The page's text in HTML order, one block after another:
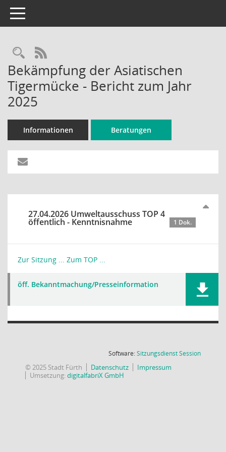
Toggle navigation
Rechercheauswahl
RSS-Feed
Bekämpfung der Asiatischen
Tigermücke - Bericht zum Jahr
2025
Informationen Beratungen
27.04.2026 Umweltausschuss TOP 4
öffentlich - Kenntnisnahme 1 Dok.
Zur Sitzung ... Zum TOP ...
öff. Bekanntmachung/Presseinformation
Software:SitzungsdienstSession(Wird in
© 2025 Stadt Fürth Datenschutz
Impressum
Umsetzung:digitalfabriX GmbH